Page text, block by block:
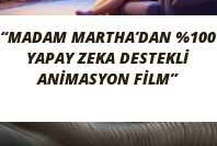
“MADAM MARTHA’DAN %100
YAPAY ZEKA DESTEKLI
ANIMASYON FILM”